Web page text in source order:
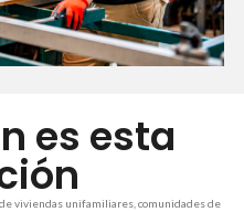
es esta
viviendas unifamiliares, comunidades de